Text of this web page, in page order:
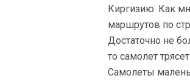
Киргизию. Как
маршрутов по
Достаточно не
то самолет
Самолеты